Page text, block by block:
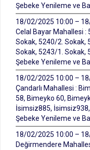
Şebeke Yenileme ve
18/02/2025 10:00 –
Celal Bayar Mahallesi :
Sokak, 5240/2. Sokak,
Sokak, 5243/1. Sokak,
Şebeke Yenileme ve
18/02/2025 10:00 –
Çandarlı Mahallesi :
58, Bimeyko 60,
İsimsiz885,
Şebeke Yenileme ve
18/02/2025 10:00 –
Değirmendere